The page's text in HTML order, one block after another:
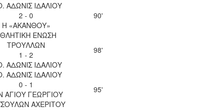
ΑΔΩΝΙΣ ΙΔΑΛΙΟΥ
2 - 0
Η «ΑΚΑΝΘΟΥ»
90'
ΕΝΩΣΗ
ΤΡΟΥΛΛΩΝ
1 - 2
ΑΔΩΝΙΣ ΙΔΑΛΙΟΥ
98'
ΑΔΩΝΙΣ ΙΔΑΛΙΟΥ
0 - 1
ΑΓΙΟΥ ΓΕΩΡΓΙΟΥ
ΑΧΕΡΙΤΟΥ
95'